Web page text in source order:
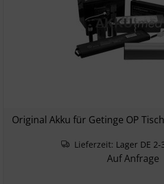
Original Akku für Getinge OP
Lieferzeit: Lager DE
Auf Anfrage